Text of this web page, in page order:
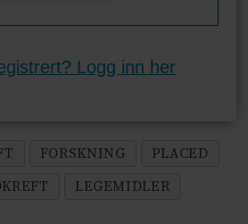
Logg inn her
FORSKNING
PLACED
LEGEMIDLER